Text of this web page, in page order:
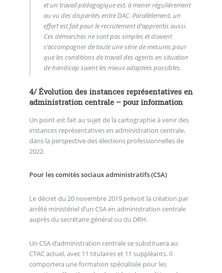
et un travail pédagogique est, à mener régulièrement
au vu des disparités entre DAC. Parallèlement, un
effort est fait pour le recrutement d’apprentis aussi.
Ces démarches ne sont pas simples et doivent
s’accompagner de toute une série de mesures pour
que les conditions de travail des agents en situation
de handicap soient les mieux adaptées possibles.
4/ Évolution des instances représentatives en
administration centrale – pour information
Un point est fait au sujet de la cartographie à venir des
instances représentatives en administration centrale,
dans la perspective des élections professionnelles de
2022.
Pour les comités sociaux administratifs (CSA)
Le décret du 20 novembre 2019 prévoit la création par
arrêté ministériel d’un CSA en administration centrale
auprès du secrétaire général ou du DRH.
Un CSA d’administration centrale se substituera au
CTAC actuel, avec 11 titulaires et 11 suppléants. Il
comportera une formation spécialisée pour les